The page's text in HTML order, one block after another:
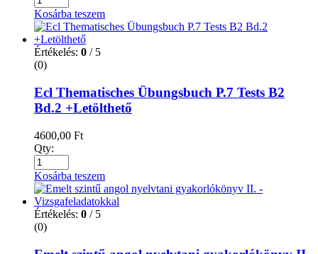
Kosárba teszem
Értékelés: 0 / 5
(0)
Ecl Thematisches Übungsbuch P.7 Tests B2
Bd.2 +Letölthető
4600,00 Ft
Qty:
Kosárba teszem
Értékelés: 0 / 5
(0)